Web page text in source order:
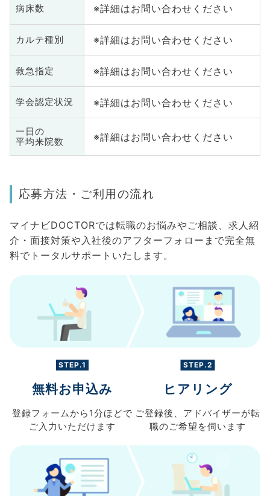
病床数 ※詳細はお問い合わせください
カルテ種別 ※詳細はお問い合わせください
救急指定 ※詳細はお問い合わせください
学会認定状況 ※詳細はお問い合わせください
一日の
平均来院数
※詳細はお問い合わせください
応募方法・ご利用の流れ
マイナビDOCTORでは転職のお悩みやご相談、求人紹
介・面接対策や入社後のアフターフォローまで完全無
料でトータルサポートいたします。
STEP.1
無料お申込み
登録フォームから 1分ほどで
ご入力 いただけます
STEP.2
ヒアリング
ご登録後、 アドバイザーが転
職のご希望を伺います